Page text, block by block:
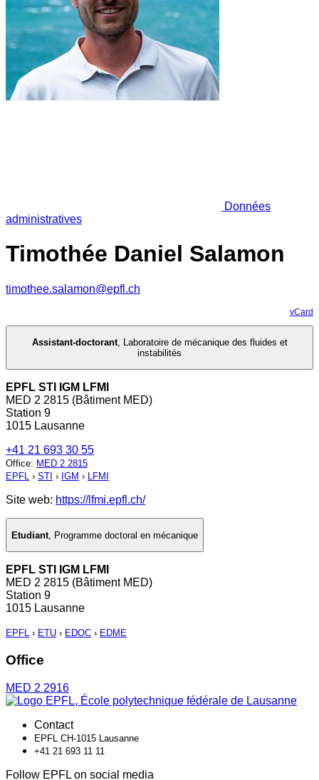
Données
administratives
Timothée Daniel Salamon
timothee.salamon@epfl.ch
vCard
Assistant-doctorant, Laboratoire de mécanique des fluides et
instabilités
EPFL STI IGM LFMI
MED 2 2815 (Bâtiment MED)
Station 9
1015 Lausanne
+41 21 693 30 55
Office: MED 2 2815
EPFL › STI › IGM › LFMI
Site web: https://lfmi.epfl.ch/
Etudiant Programme doctoral en mécanique
EPFL STI IGM LFMI
MED 2 2815 (Bâtiment MED)
Station 9
1015 Lausanne
EPFL › ETU › EDOC › EDME
Office
MED 2 2916
Contact
EPFL CH-1015 Lausanne
+41 21 693 11 11
Follow EPFL on social media